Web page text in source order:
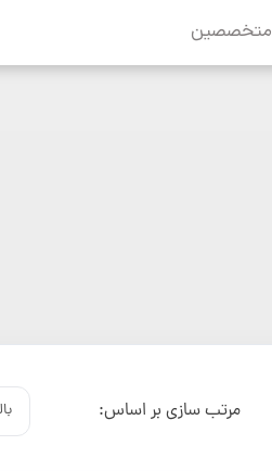
متخصصین
مرتب سازی بر اساس: